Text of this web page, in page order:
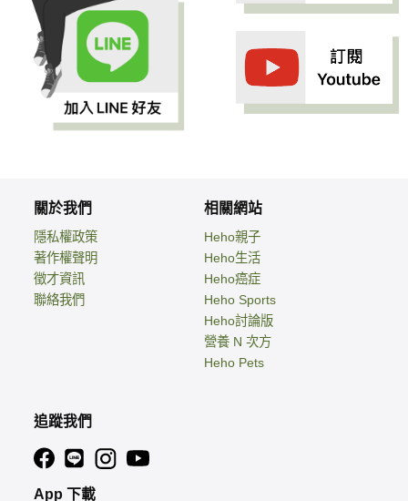
關於我們
隱私權政策
著作權聲明
徵才資訊
聯絡我們
相關網站
Heho親子
Heho生活
Heho癌症
Heho Sports
Heho討論版
營養 N 次方
Heho Pets
追蹤我們
App 下載